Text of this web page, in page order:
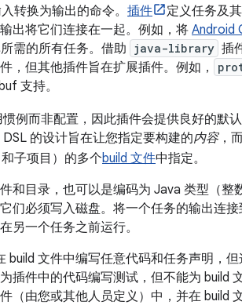
转换为输出的命令。 插件
定义任务及
出将它们连接在一起。例如，将 Android
需的所有任务。借助 java-library 插
，但其他插件旨在扩展插件。例如，
支持。
例而非配置，因此插件会提供良好的默
的设计旨在让您指定要构建的内容，
和子项目）的多个build 文件中指定。
和目录，也可以是编码为 Java 类型（
们必须写入磁盘。将一个任务的输出连
另一个任务之前运行。
build 文件中编写任意代码和任务声明，
插件中的代码编写测试，但不能为 build
（由您或其他人员定义）中，并在 build